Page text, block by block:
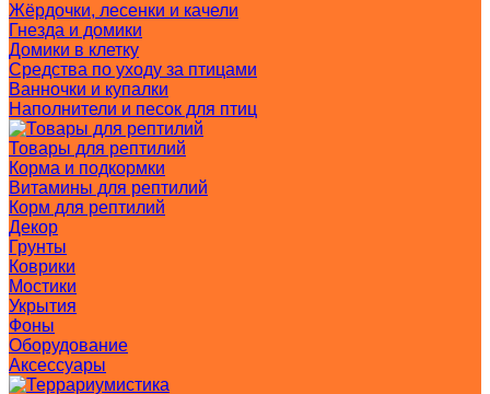
Жёрдочки, лесенки и качели
Гнезда и домики
Домики в клетку
Средства по уходу за птицами
Ванночки и купалки
Наполнители и песок для птиц
Товары для рептилий
Корма и подкормки
Витамины для рептилий
Корм для рептилий
Декор
Грунты
Коврики
Мостики
Укрытия
Фоны
Оборудование
Аксессуары